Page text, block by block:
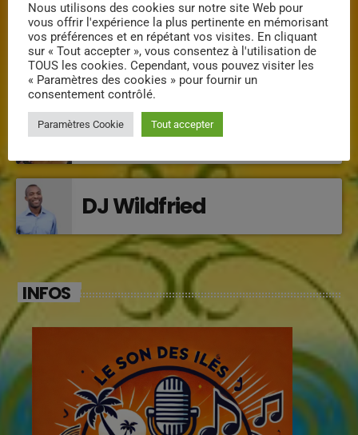
INTERVENANTS
Mimi la douce
Klarys
DJ Wildfried
INFOS
Nous utilisons des cookies sur notre site Web pour
vous offrir l'expérience la plus pertinente en mémorisant
vos préférences et en répétant vos visites. En cliquant
sur « Tout accepter », vous consentez à l'utilisation de
TOUS les cookies. Cependant, vous pouvez visiter les
« Paramètres des cookies » pour fournir un
consentement contrôlé.
Paramètres Cookie Tout accepter